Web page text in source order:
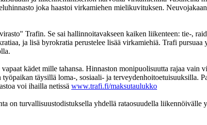
joka haastoi virkamiehen mielikuvituksen.
Trafin. Se sai hallinnoitavakseen kaiken liikenteen: tie-,
ja lisä byrokratia perustelee lisää virkamiehiä. Trafi
kädet mille tahansa. Hinnaston monipuolisuutta rajaa vain
täysillä loma-, sosiaali- ja terveydenhoitoetuisuuksilla.
voi ihailla netissä www.trafi.fi/maksutaulukko
on turvallisuustodistuksella yhdellä rataosuudella liikennöivälle